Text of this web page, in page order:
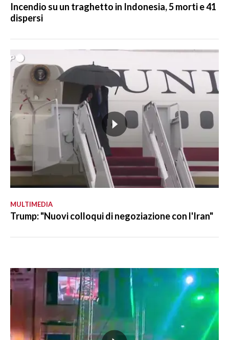
Incendio su un traghetto in Indonesia, 5 morti e 41
dispersi
MULTIMEDIA
Trump: "Nuovi colloqui di negoziazione con l'Iran"